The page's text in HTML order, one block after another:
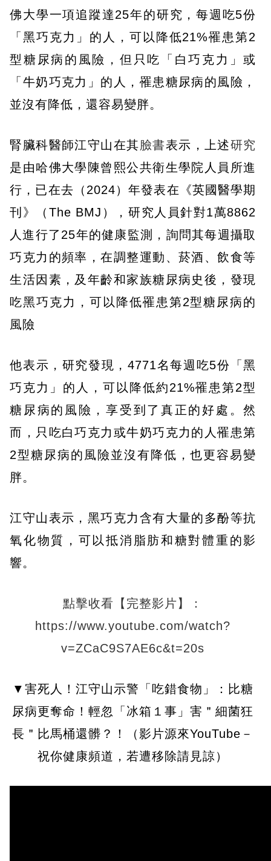
佛大學一項追蹤達25年的研究，每週吃5份
「黑巧克力」的人，可以降低21%罹患第2
型糖尿病的風險，但只吃「白巧克力」或
「牛奶巧克力」的人，罹患糖尿病的風險，
並沒有降低，還容易變胖。
腎臟科醫師江守山在其臉書表示，上述研究
是由哈佛大學陳曾熙公共衛生學院人員所進
行，已在去（2024）年發表在《英國醫學期
刊》（The BMJ），研究人員針對1萬8862
人進行了25年的健康監測，詢問其每週攝取
巧克力的頻率，在調整運動、菸酒、飲食等
生活因素，及年齡和家族糖尿病史後，發現
吃黑巧克力，可以降低罹患第2型糖尿病的
風險
他表示，研究發現，4771名每週吃5份「黑
巧克力」的人，可以降低約21%罹患第2型
糖尿病的風險，享受到了真正的好處。然
而，只吃白巧克力或牛奶巧克力的人罹患第
2型糖尿病的風險並沒有降低，也更容易變
胖。
江守山表示，黑巧克力含有大量的多酚等抗
氧化物質，可以抵消脂肪和糖對體重的影
響。
點擊收看【完整影片】：
https://www.youtube.com/watch?
v=ZCaC9S7AE6c&t=20s
▼害死人！江守山示警「吃錯食物」：比糖
尿病更奪命！輕忽「冰箱１事」害＂細菌狂
長＂比馬桶還髒？！（影片源來YouTube－
祝你健康頻道，若遭移除請見諒）